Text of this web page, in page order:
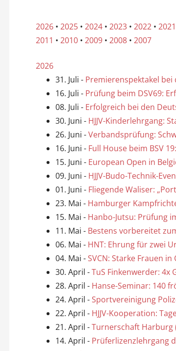
2026• 2025• 2024• 2023• 2022• 2021
2011 • 2010• 2009• 2008• 2007
2026
31. Juli - Premierenspektakel bei
16. Juli - Prüfung beim DSV69:
08. Juli - Erfolgreich bei den
30. Juni - HJJV-Kinderlehrgang:
26. Juni -Verbandsprüfung:
16. Juni - Full House beim BSV
15. Juni - European Open in
09. Juni - HJJV-Budo-Technik-
01. Juni - Fliegende Waliser:
23. Mai - Hamburger
15. Mai - Hanbo-Jutsu: Prüfung
11. Mai - Bestens vorbereitet
06. Mai - HNT: Ehrung für zwei
04. Mai -SVCN: Starke Frauen in
30. April -TuS Finkenwerder:
28. April - Hanse-Seminar: 140
24. April -Sportvereinigung
22. April - HJJV-Kooperation:
21. April -Turnerschaft Harburg
14. April - Prüferlizenzlehrgang